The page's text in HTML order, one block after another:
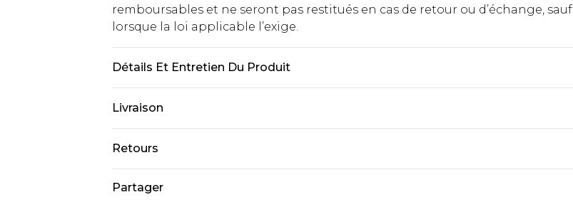
remboursables et ne seront pas restitués en cas de retour ou d’échange, sauf
lorsque la loi applicable l’exige.
Détails Et Entretien Du Produit
Livraison
Livraison standard France
Livraison express France
Retours
nous retourner un article.
Partager